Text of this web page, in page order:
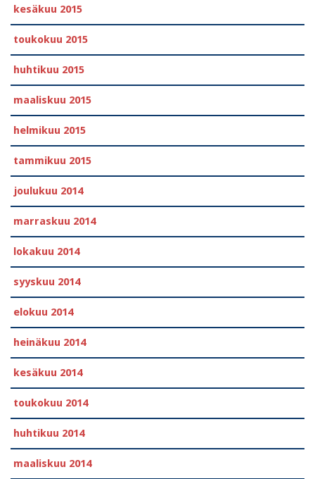
kesäkuu 2015
toukokuu 2015
huhtikuu 2015
maaliskuu 2015
helmikuu 2015
tammikuu 2015
joulukuu 2014
marraskuu 2014
lokakuu 2014
syyskuu 2014
elokuu 2014
heinäkuu 2014
kesäkuu 2014
toukokuu 2014
huhtikuu 2014
maaliskuu 2014